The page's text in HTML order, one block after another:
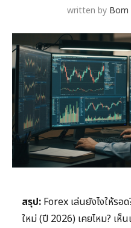
written by Bom
สรุป: Forex เล่นยังไงให้ร
ใหม่ (ปี 2026) เคยไหม? เห็